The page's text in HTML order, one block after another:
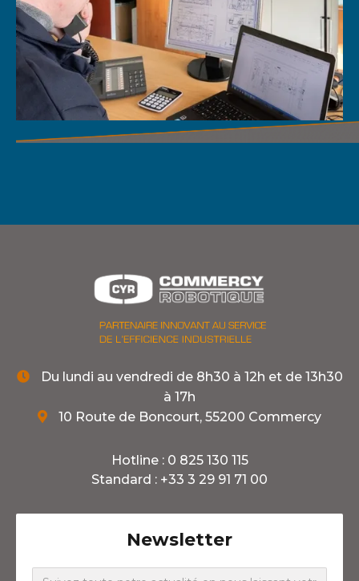

Du lundi au vendredi de 8h30 à 12h et de 13h30
à 17h
 10 Route de Boncourt, 55200 Commercy
Hotline : 0 825 130 115
Standard : +33 3 29 91 71 00
Newsletter